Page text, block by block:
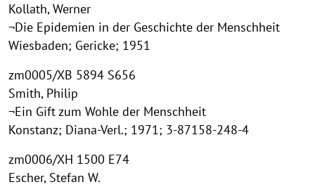
Kollath, Werner
¬Die Epidemien in der Geschichte der Menschheit
Wiesbaden; Gericke; 1951
zm0005/XB 5894 S656
Smith, Philip
¬Ein Gift zum Wohle der Menschheit
Konstanz; Diana-Verl.; 1971; 3-87158-248-4
zm0006/XH 1500 E74
Escher, Stefan W.